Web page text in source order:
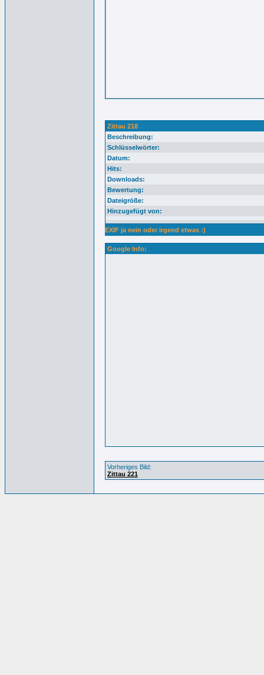
Zittau 218
Beschreibung:
Schlüsselwörter:
Datum:
Hits:
Downloads:
Bewertung:
Dateigröße:
Hinzugefügt von:
EXIF ja nein oder irgend etwas :)
Google Info:
Vorheriges Bild:
Zittau 221